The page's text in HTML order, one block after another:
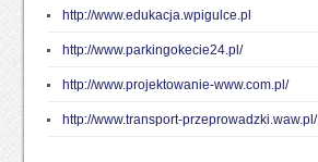
http://www.edukacja.wpigulce.pl
http://www.parkingokecie24.pl/
http://www.projektowanie-www.com.pl/
http://www.transport-przeprowadzki.waw.pl/